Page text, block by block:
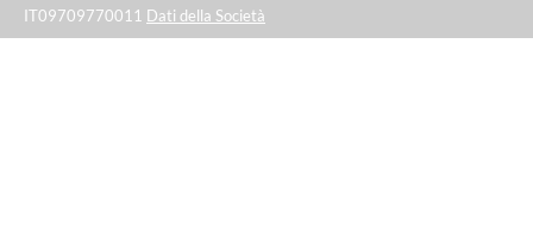
IT09709770011 Dati della Società